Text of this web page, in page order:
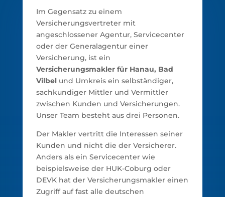
Im Gegensatz zu einem
Versicherungsvertreter mit
angeschlossener Agentur, Servicecenter
oder der Generalagentur einer
Versicherung, ist ein
Versicherungsmakler für Hanau, Bad
Vilbel und Umkreis ein selbständiger,
sachkundiger Mittler und Vermittler
zwischen Kunden und Versicherungen.
Unser Team besteht aus drei Personen.
Der Makler vertritt die Interessen seiner
Kunden und nicht die der Versicherer.
Anders als ein Servicecenter wie
beispielsweise der HUK-Coburg oder
DEVK hat der Versicherungsmakler einen
Zugriff auf fast alle deutschen